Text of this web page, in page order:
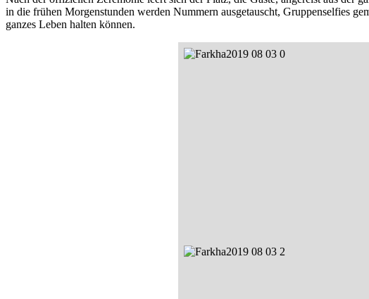
in die frühen Morgenstunden werden Nummern ausgetauscht, Gruppenselfies
ganzes Leben halten können.